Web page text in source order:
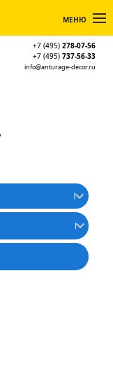
МЕНЮ
+7 (495) 278-07-56
+7 (495) 737-56-33
info@anturage-decor.ru